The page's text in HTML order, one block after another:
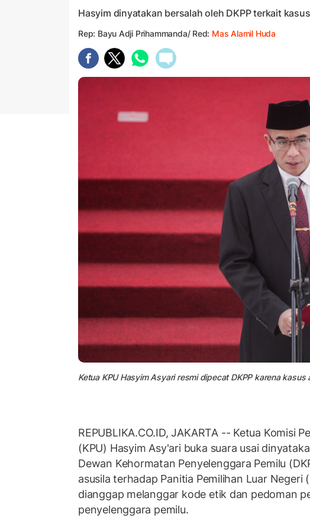
Hasyim dinyatakan bersalah oleh DKPP terkait
Rep: Bayu Adji Prihammanda/ Red: Mas Alamil Huda
Ketua KPU Hasyim Asyari resmi dipecat DKPP karena kasus
REPUBLIKA.CO.ID, JAKARTA -- Ketua Komisi
(KPU) Hasyim Asy'ari buka suara usai
Dewan Kehormatan Penyelenggara Pemilu
asusila terhadap Panitia Pemilihan Luar Negeri
dianggap melanggar kode etik dan pedoman
penyelenggara pemilu.